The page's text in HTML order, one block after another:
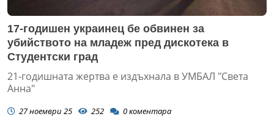
17-годишен украинец бе обвинен за
убийството на младеж пред дискотека в
Студентски град
21-годишната жертва е издъхнала в УМБАЛ "Света
Анна"
27 ноември 25 252 0коментара